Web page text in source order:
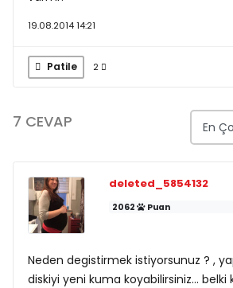
19.08.2014 14:21
Patile 2
7 CEVAP
deleted_5854132
2062 Puan
Neden degistirmek istiyorsunuz ? ,
diskiyi yeni kuma koyabilirsiniz... belki